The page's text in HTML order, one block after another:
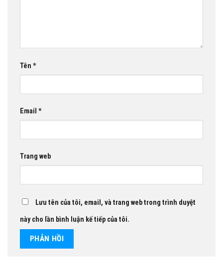
Tên *
Email *
Trang web
Lưu tên của tôi, email, và trang web trong trình duyệt
này cho lần bình luận kế tiếp của tôi.